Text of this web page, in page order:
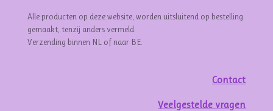
Alle producten op deze website, worden uitsluitend op bestelling
gemaakt, tenzij anders vermeld.
Verzending binnen NL of naar BE.
Contact
Veelgestelde vragen